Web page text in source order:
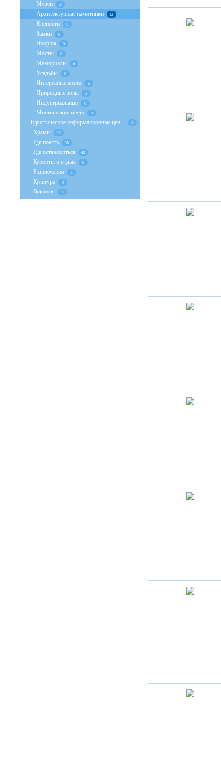
Музеи 3
Архитектурные памятники 22
Крепости 5
Замки 0
Дворцы 0
Мосты 0
Мемориалы 0
Усадьбы 0
Интересные места 6
Природные зоны 3
Индустриальные 0
Мистические места 0
Туристические информационные цен... 1
Храмы 12
Где поесть 36
Где остановиться 62
Курорты и отдых 0
Развлечения 1
Культура 0
Вокзалы 1